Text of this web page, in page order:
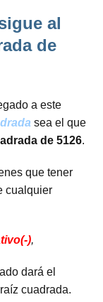
al
de
a este
sea el que
de 5126.
que tener
cualquier
),
dará el
cuadrada.